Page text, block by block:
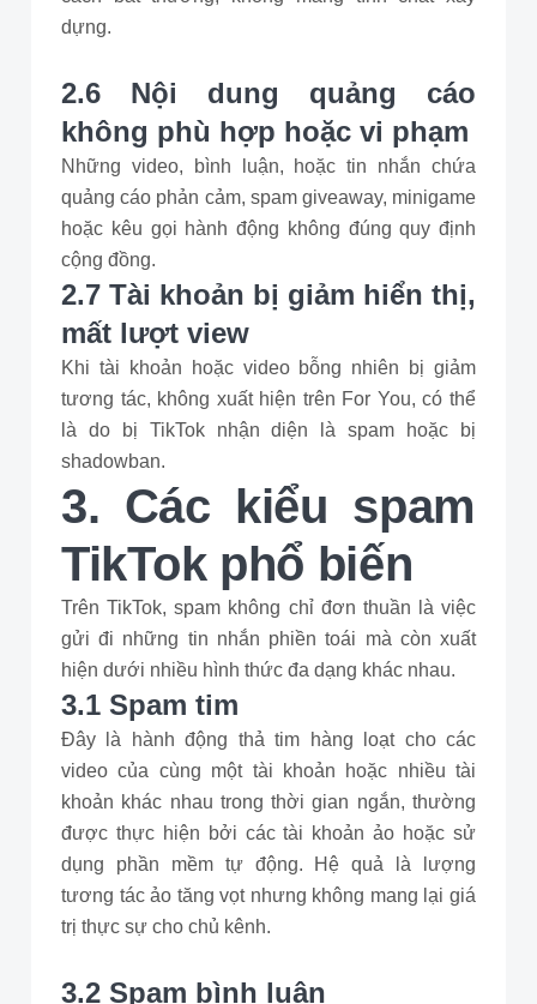
dựng.
2.6 Nội dung quảng cáo
không phù hợp hoặc vi phạm
Những video, bình luận, hoặc tin nhắn chứa
quảng cáo phản cảm, spam giveaway, minigame
hoặc kêu gọi hành động không đúng quy định
cộng đồng.
2.7 Tài khoản bị giảm hiển thị,
mất lượt view
Khi tài khoản hoặc video bỗng nhiên bị giảm
tương tác, không xuất hiện trên For You, có thể
là do bị TikTok nhận diện là spam hoặc bị
shadowban.
3. Các kiểu spam
TikTok phổ biến
Trên TikTok, spam không chỉ đơn thuần là việc
gửi đi những tin nhắn phiền toái mà còn xuất
hiện dưới nhiều hình thức đa dạng khác nhau.
3.1 Spam tim
Đây là hành động thả tim hàng loạt cho các
video của cùng một tài khoản hoặc nhiều tài
khoản khác nhau trong thời gian ngắn, thường
được thực hiện bởi các tài khoản ảo hoặc sử
dụng phần mềm tự động. Hệ quả là lượng
tương tác ảo tăng vọt nhưng không mang lại giá
trị thực sự cho chủ kênh.
3.2 Spam bình luận